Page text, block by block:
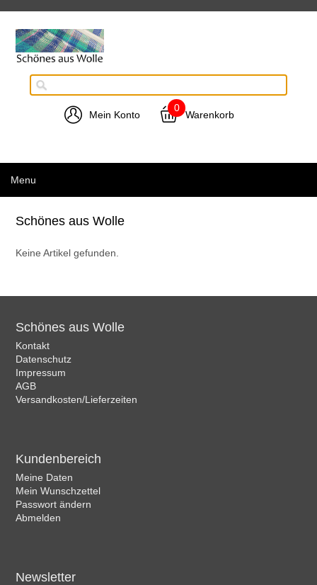
Mein Konto
0
Warenkorb
Menu
Schönes aus Wolle
Keine Artikel gefunden.
Schönes aus Wolle
Kontakt
Datenschutz
Impressum
AGB
Versandkosten/Lieferzeiten
Kundenbereich
Meine Daten
Mein Wunschzettel
Passwort ändern
Abmelden
Newsletter